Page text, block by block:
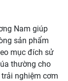
Nam giúp
sản phẩm
mục đích sử
thường cho
nghiệm cơm